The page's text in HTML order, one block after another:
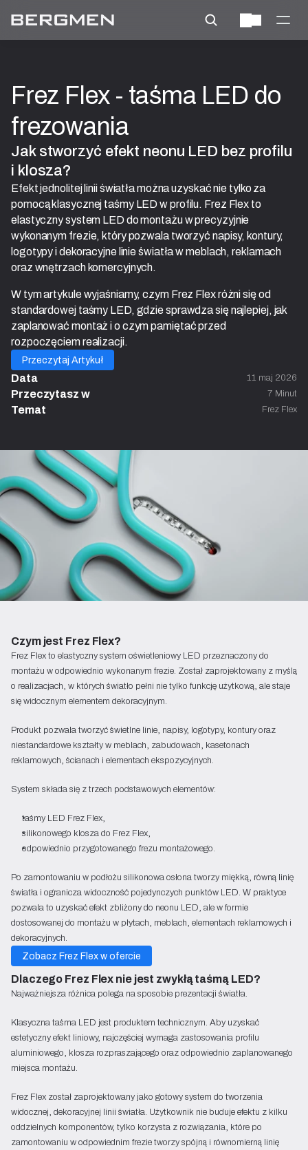
Frez Flex - taśma LED do
frezowania
Jak stworzyć efekt neonu LED bez profilu
i klosza?
Efekt jednolitej linii światła można uzyskać nie tylko za
pomocą klasycznej taśmy LED w profilu. Frez Flex to
elastyczny system LED do montażu w precyzyjnie
wykonanym frezie, który pozwala tworzyć napisy, kontury,
logotypy i dekoracyjne linie światła w meblach, reklamach
oraz wnętrzach komercyjnych.
W tym artykule wyjaśniamy, czym Frez Flex różni się od
standardowej taśmy LED, gdzie sprawdza się najlepiej, jak
zaplanować montaż i o czym pamiętać przed
rozpoczęciem realizacji.
Przeczytaj Artykuł
Data 11 maj 2026
Przeczytasz w 7 Minut
Temat Frez Flex
Czym jest Frez Flex?
Frez Flex to elastyczny system oświetleniowy LED przeznaczony do
montażu w odpowiednio wykonanym frezie. Został zaprojektowany z myślą
o realizacjach, w których światło pełni nie tylko funkcję użytkową, ale staje
się widocznym elementem dekoracyjnym.
Produkt pozwala tworzyć świetlne linie, napisy, logotypy, kontury oraz
niestandardowe kształty w meblach, zabudowach, kasetonach
reklamowych, ścianach i elementach ekspozycyjnych.
System składa się z trzech podstawowych elementów:
taśmy LED Frez Flex,
silikonowego klosza do Frez Flex,
odpowiednio przygotowanego frezu montażowego.
Po zamontowaniu w podłożu silikonowa osłona tworzy miękką, równą linię
światła i ogranicza widoczność pojedynczych punktów LED. W praktyce
pozwala to uzyskać efekt zbliżony do neonu LED, ale w formie
dostosowanej do montażu w płytach, meblach, elementach reklamowych i
dekoracyjnych.
Zobacz Frez Flex w ofercie
Dlaczego Frez Flex nie jest zwykłą taśmą LED?
Najważniejsza różnica polega na sposobie prezentacji światła.
Klasyczna taśma LED jest produktem technicznym. Aby uzyskać
estetyczny efekt liniowy, najczęściej wymaga zastosowania profilu
aluminiowego, klosza rozpraszającego oraz odpowiednio zaplanowanego
miejsca montażu.
Frez Flex został zaprojektowany jako gotowy system do tworzenia
widocznej, dekoracyjnej linii światła. Użytkownik nie buduje efektu z kilku
oddzielnych komponentów, tylko korzysta z rozwiązania, które po
zamontowaniu w odpowiednim frezie tworzy spójną i równomierną linię